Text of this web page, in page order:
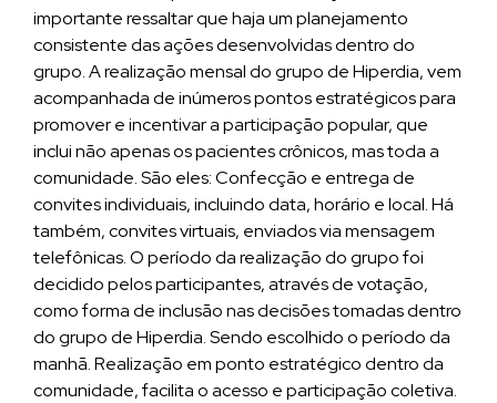
importante ressaltar que haja um planejamento
consistente das ações desenvolvidas dentro do
grupo. A realização mensal do grupo de Hiperdia, vem
acompanhada de inúmeros pontos estratégicos para
promover e incentivar a participação popular, que
inclui não apenas os pacientes crônicos, mas toda a
comunidade. São eles: Confecção e entrega de
convites individuais, incluindo data, horário e local. Há
também, convites virtuais, enviados via mensagem
telefônicas. O período da realização do grupo foi
decidido pelos participantes, através de votação,
como forma de inclusão nas decisões tomadas dentro
do grupo de Hiperdia. Sendo escolhido o período da
manhã. Realização em ponto estratégico dentro da
comunidade, facilita o acesso e participação coletiva.